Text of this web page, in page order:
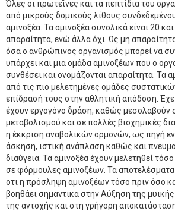
Όλες οι πρωτεΐνες και τα πεπτίδια του
από μικρούς δομικούς λίθους
αμινοξέα. Τα αμινοξέα συνολικά είναι 20
απαραίτητα, ενώ άλλα όχι. Ως μη
όσα ο ανθρώπινος οργανισμός μπορεί να
υπάρχει και μια ομάδα αμινοξέων που ο
συνθέσει και ονομάζονται απαραίτητα. Τα
από τις πιο μελετημένες ομάδες
επίδρασή τους στην αθλητική απόδοση.
έχουν εργογόνο δράση, καθώς μεσολαβούν
μεταβολισμού και σε πολλές βιοχημικές
η έκκριση αναβολικών ορμονών, ως πηγή
άσκηση, ιστική ανάπλαση καθώς και
διαύγεια. Τα αμινοξέα έχουν μελετηθεί
σε φόρμουλες αμινοξέων. Τα
οτι η πρόσληψη αμινοξέων τόσο πριν όσο
βοηθάει σημαντικα στην Αύξηση της
της αντοχής και στη γρήγορη